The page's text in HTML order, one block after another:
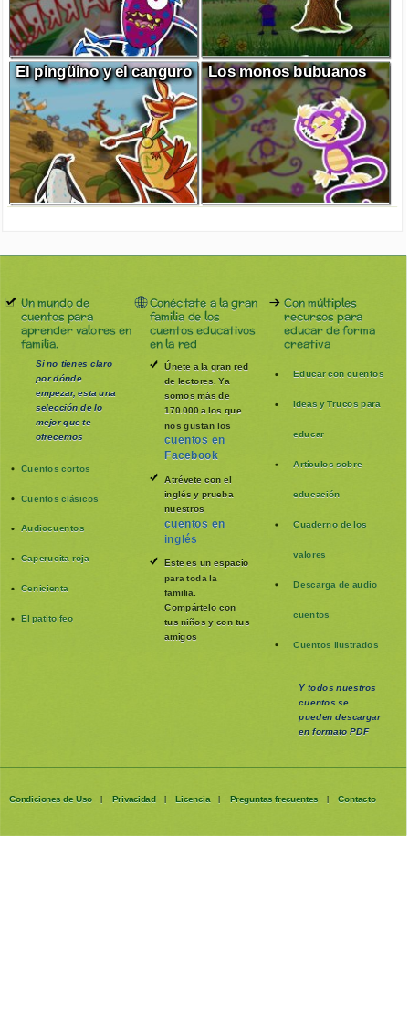
El pingüino y el canguro Los monos bubuanos
Un mundo de
cuentos para
aprender valores en
familia.
Si no tienes claro
por dónde
empezar, esta una
selección de lo
mejor que te
ofrecemos
Cuentos cortos
Cuentos clásicos
Audiocuentos
Caperucita roja
Cenicienta
El patito feo
Conéctate a la gran
familia de los
cuentos educativos
en la red
Únete a la gran red
de lectores. Ya
somos más de
170.000 a los que
nos gustan los
cuentos en
Facebook
Atrévete con el
inglés y prueba
nuestros
cuentos en
inglés
Este es un espacio
para toda la
familia
Compártelo con
tus niños y con tus
amigos
Con múltiples
recursos para
educar de forma
creativa
Educar con cuentos
Ideas y Trucos para
educar
Artículos sobre
educación
Cuaderno de los
valores
Descarga de audio
cuentos
Cuentos ilustrados
Y todos nuestros
cuentos se
puedendescargar
en formato PDF
Condiciones de Uso | Privacidad | Licencia | Preguntas frecuentes | Contacto